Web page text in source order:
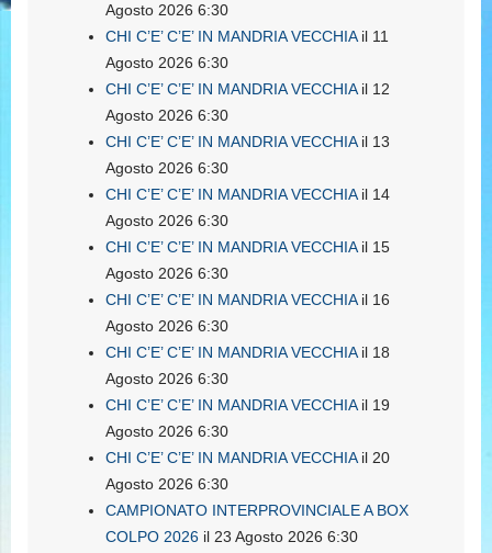
Agosto 2026 6:30
CHI C’E’ C’E’ IN MANDRIA VECCHIAil 11
Agosto 2026 6:30
CHI C’E’ C’E’ IN MANDRIA VECCHIAil 12
Agosto 2026 6:30
CHI C’E’ C’E’ IN MANDRIA VECCHIAil 13
Agosto 2026 6:30
CHI C’E’ C’E’ IN MANDRIA VECCHIAil 14
Agosto 2026 6:30
CHI C’E’ C’E’ IN MANDRIA VECCHIAil 15
Agosto 2026 6:30
CHI C’E’ C’E’ IN MANDRIA VECCHIAil 16
Agosto 2026 6:30
CHI C’E’ C’E’ IN MANDRIA VECCHIAil 18
Agosto 2026 6:30
CHI C’E’ C’E’ IN MANDRIA VECCHIAil 19
Agosto 2026 6:30
CHI C’E’ C’E’ IN MANDRIA VECCHIAil 20
Agosto 2026 6:30
CAMPIONATO INTERPROVINCIALE A BOX
COLPO 2026 il 23 Agosto 2026 6:30